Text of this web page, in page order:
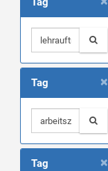
×
Tag
×
Tag